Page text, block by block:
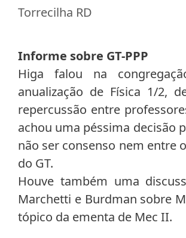
Torrecilha RD
Informe sobre GT-PPP
Higa falou na
anualização de Física 1/2,
repercussão entre
achou uma péssima decisão
não ser consenso nem entre
do GT.
Houve também uma
Marchetti e Burdman sobre
tópico da ementa de Mec II.